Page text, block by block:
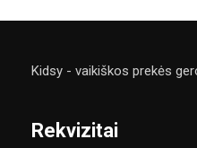
Kidsy - vaikiškos prekės
Rekvizitai